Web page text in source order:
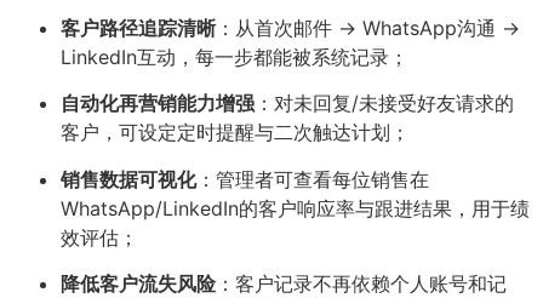
客户路径追踪清晰：从首次邮件 → WhatsApp沟通 →
LinkedIn互动，每一步都能被系统记录；
自动化再营销能力增强 ：对未回复/未接受好友请求的
客户，可设定定时提醒与二次触达计划；
销售数据可视化：管理者可查看每位销售在
WhatsApp/LinkedIn的客户响应率与跟进结果，用于绩
效评估；
降低客户流失风险：客户记录不再依赖个人账号和记